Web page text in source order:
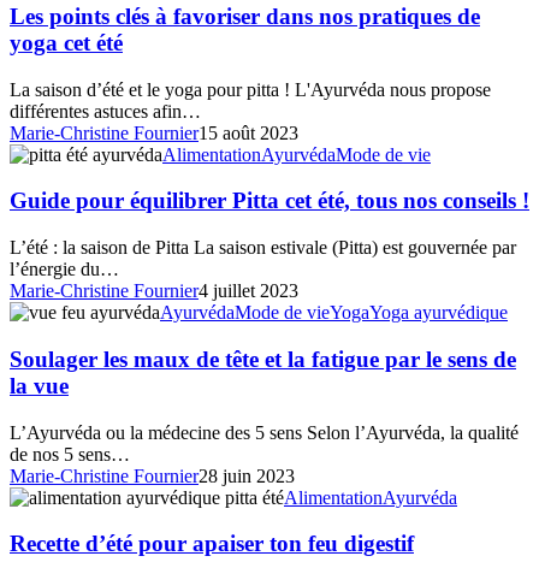
clés
à
favoriser
nos
pratiques
de
yoga
été
Les points clés à favoriser dans nos pratiques de
yoga cet été
La saison d’été et le yoga pour pitta ! L'Ayurvéda nous propose
différentes astuces afin…
Marie-Christine Fournier15 août 2023
Guide
équilibrer
cet
été,
tous
nos
conseils
!
AlimentationAyurvédaMode de vie
Guide pour équilibrer Pitta cet été, tous nos conseils !
L’été : la saison de Pitta La saison estivale (Pitta) est gouvernée par
l’énergie du…
Marie-Christine Fournier4 juillet 2023
Soulager
maux
de
tête
la
fatigue
par
le
de
AyurvédaMode de vieYogaYoga ayurvédique
Soulager les maux de tête et la fatigue par le sens de
la vue
L’Ayurvéda ou la médecine des 5 sens Selon l’Ayurvéda, la qualité
de nos 5 sens…
Marie-Christine Fournier28 juin 2023
Recette
pour
AlimentationAyurvéda
Recette d’été pour apaiser ton feu digestif